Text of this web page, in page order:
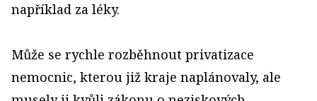
například za léky.
Může se rychle rozběhnout privatizace
nemocnic, kterou již kraje naplánovaly, ale